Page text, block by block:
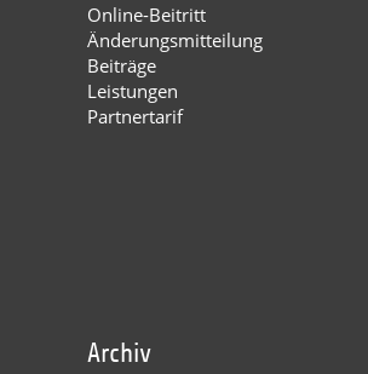
Online-Beitritt
Änderungsmitteilung
Beiträge
Leistungen
Partnertarif
Archiv